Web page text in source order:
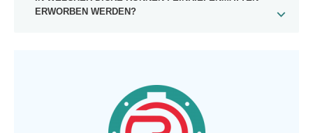
ERWORBEN WERDEN?